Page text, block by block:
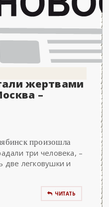
жертвами
–
произошла
три человека, –
две легковушки и
ЧИТАТЬ